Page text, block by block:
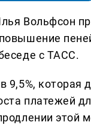
Вольфсон
с ТАСС.
которая
платежей
этой